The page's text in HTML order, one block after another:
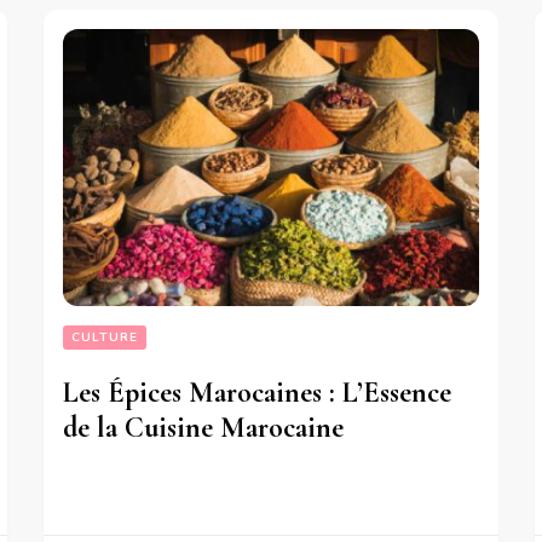
CULTURE
Les Épices Marocaines : L’Essence
de la Cuisine Marocaine